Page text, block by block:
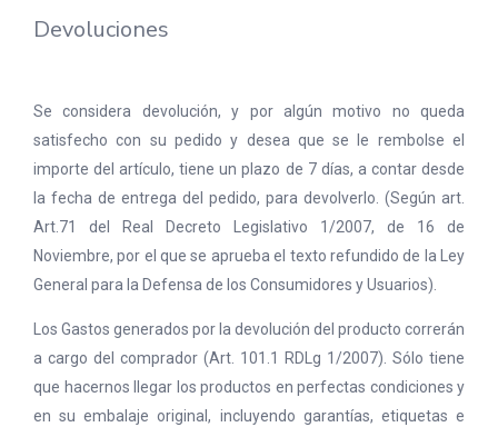
Devoluciones
Se considera devolución, y por algún motivo no queda
satisfecho con su pedido y desea que se le rembolse el
importe del artículo, tiene un plazo de 7 días, a contar desde
la fecha de entrega del pedido, para devolverlo. (Según art.
Art.71 del Real Decreto Legislativo 1/2007, de 16 de
Noviembre, por el que se aprueba el texto refundido de la Ley
General para la Defensa de los Consumidores y Usuarios).
Los Gastos generados por la devolución del producto correrán
a cargo del comprador (Art. 101.1 RDLg 1/2007). Sólo tiene
que hacernos llegar los productos en perfectas condiciones y
en su embalaje original, incluyendo garantías, etiquetas e